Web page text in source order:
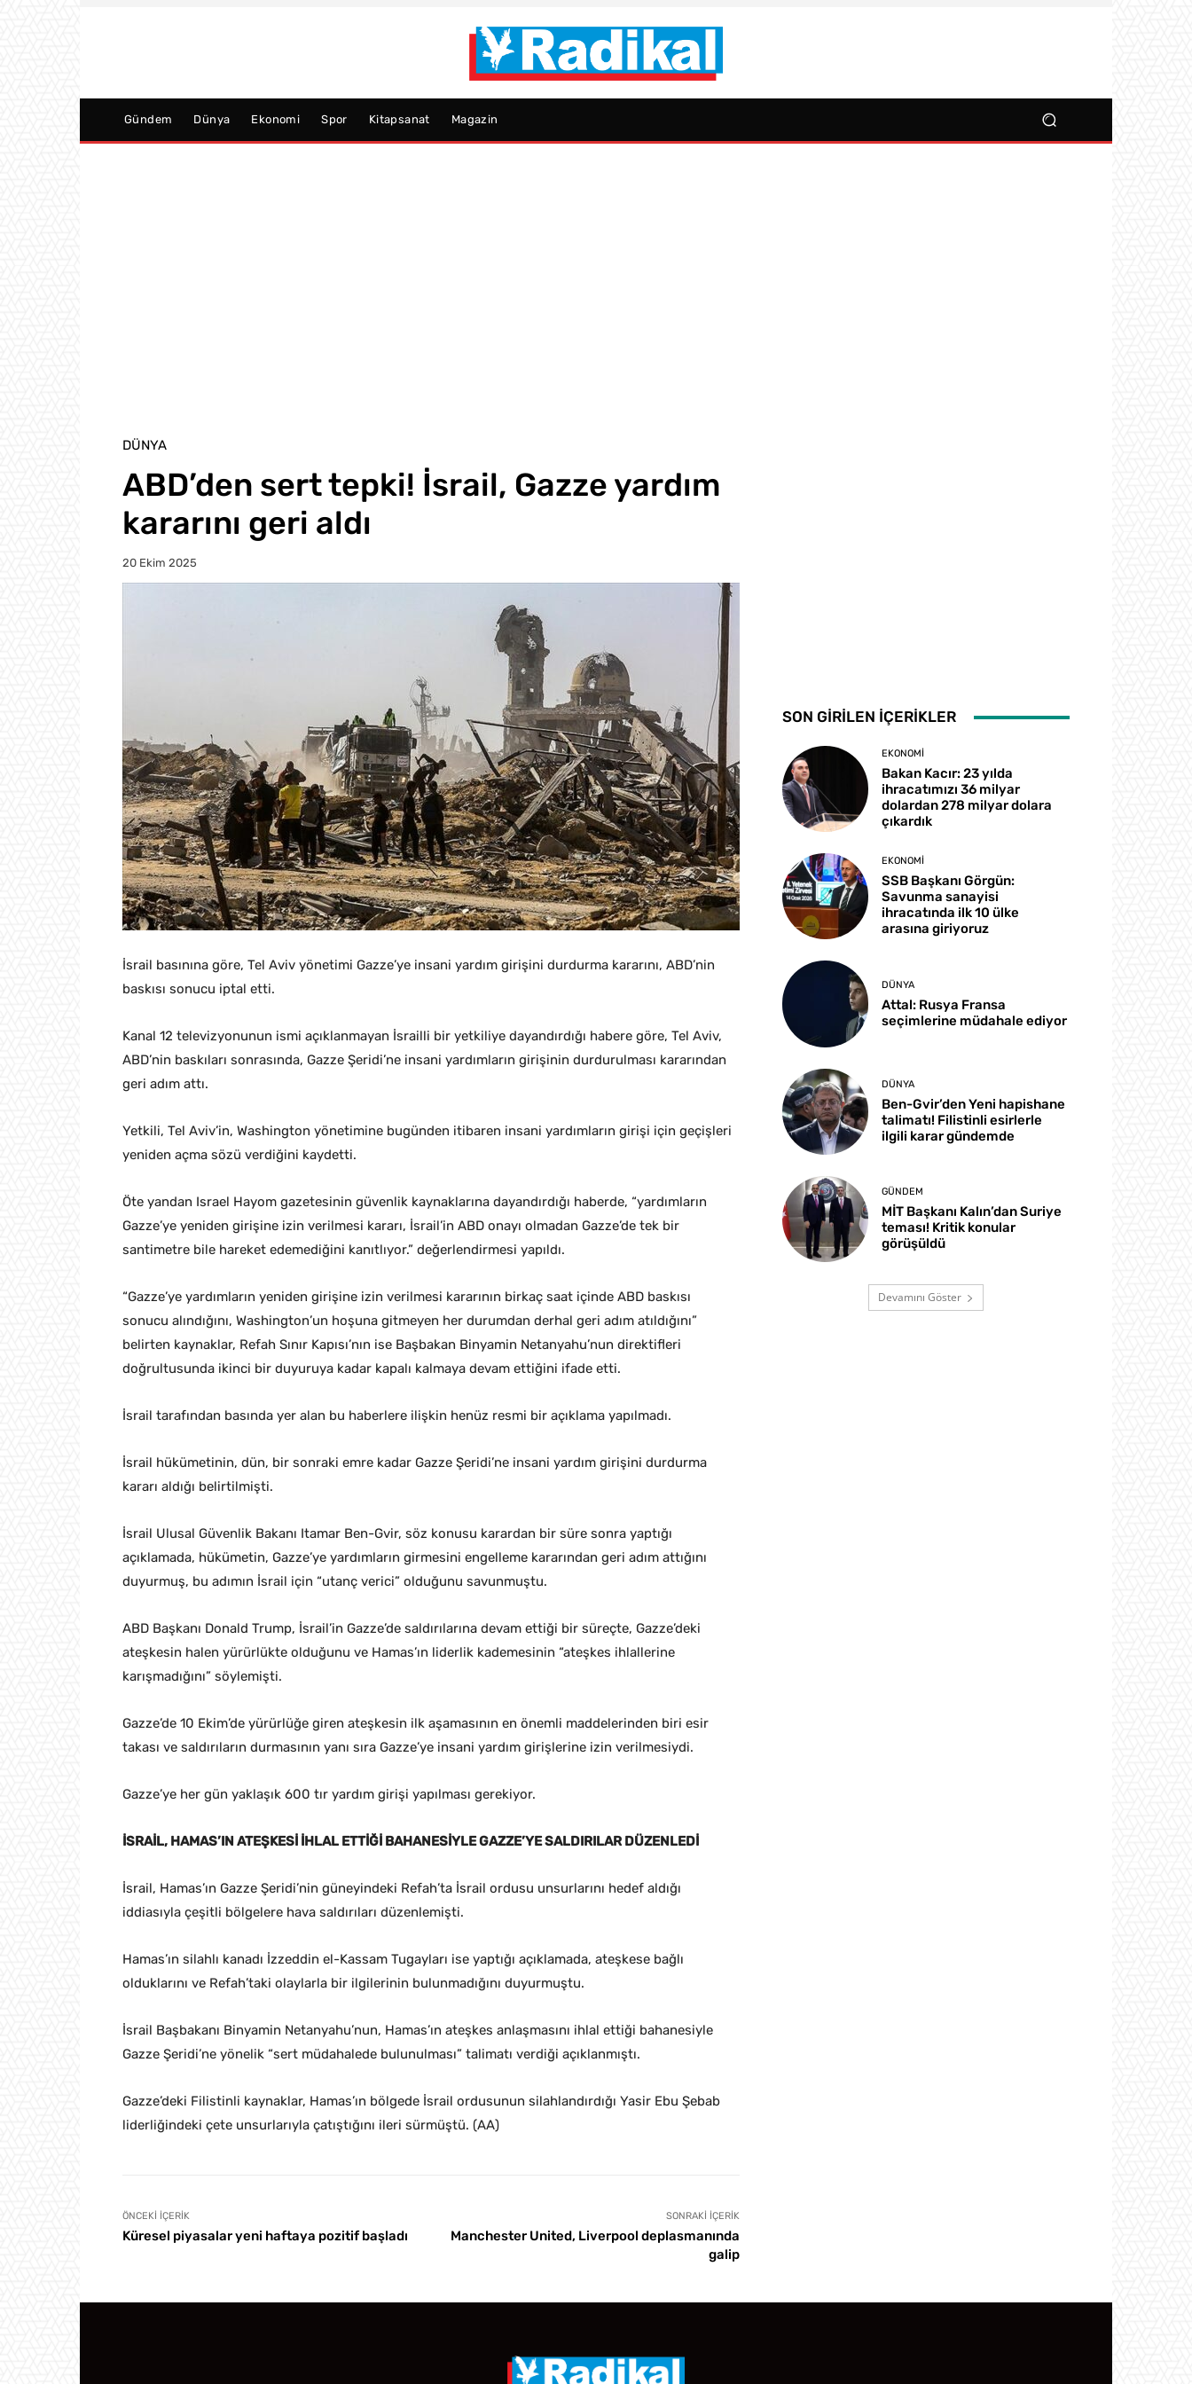
Gündem Dünya Ekonomi Spor Kitapsanat Magazin
DÜNYA
ABD’den sert tepki! İsrail, Gazze yardım
kararını geri aldı
20 Ekim 2025
İsrail basınına göre, Tel Aviv yönetimi Gazze’ye insani yardım girişini durdurma kararını, ABD’nin
baskısı sonucu iptal etti.
Kanal 12 televizyonunun ismi açıklanmayan İsrailli bir yetkiliye dayandırdığı habere göre, Tel Aviv,
ABD’nin baskıları sonrasında, Gazze Şeridi’ne insani yardımların girişinin durdurulması kararından
geri adım attı.
Yetkili, Tel Aviv’in, Washington yönetimine bugünden itibaren insani yardımların girişi için geçişleri
yeniden açma sözü verdiğini kaydetti.
Öte yandan Israel Hayom gazetesinin güvenlik kaynaklarına dayandırdığı haberde, “yardımların
Gazze’ye yeniden girişine izin verilmesi kararı, İsrail’in ABD onayı olmadan Gazze’de tek bir
santimetre bile hareket edemediğini kanıtlıyor.” değerlendirmesi yapıldı.
“Gazze’ye yardımların yeniden girişine izin verilmesi kararının birkaç saat içinde ABD baskısı
sonucu alındığını, Washington’un hoşuna gitmeyen her durumdan derhal geri adım atıldığını”
belirten kaynaklar, Refah Sınır Kapısı’nın ise Başbakan Binyamin Netanyahu’nun direktifleri
doğrultusunda ikinci bir duyuruya kadar kapalı kalmaya devam ettiğini ifade etti.
İsrail tarafından basında yer alan bu haberlere ilişkin henüz resmi bir açıklama yapılmadı.
İsrail hükümetinin, dün, bir sonraki emre kadar Gazze Şeridi’ne insani yardım girişini durdurma
kararı aldığı belirtilmişti.
İsrail Ulusal Güvenlik Bakanı Itamar Ben-Gvir, söz konusu karardan bir süre sonra yaptığı
açıklamada, hükümetin, Gazze’ye yardımların girmesini engelleme kararından geri adım attığını
duyurmuş, bu adımın İsrail için “utanç verici” olduğunu savunmuştu.
ABD Başkanı Donald Trump, İsrail’in Gazze’de saldırılarına devam ettiği bir süreçte, Gazze’deki
ateşkesin halen yürürlükte olduğunu ve Hamas’ın liderlik kademesinin “ateşkes ihlallerine
karışmadığını” söylemişti.
Gazze’de 10 Ekim’de yürürlüğe giren ateşkesin ilk aşamasının en önemli maddelerinden biri esir
takası ve saldırıların durmasının yanı sıra Gazze’ye insani yardım girişlerine izin verilmesiydi.
Gazze’ye her gün yaklaşık 600 tır yardım girişi yapılması gerekiyor.
İSRAİL, HAMAS’IN ATEŞKESİ İHLAL ETTİĞİ BAHANESİYLE GAZZE’YE SALDIRILAR DÜZENLEDİ
İsrail, Hamas’ın Gazze Şeridi’nin güneyindeki Refah’ta İsrail ordusu unsurlarını hedef aldığı
iddiasıyla çeşitli bölgelere hava saldırıları düzenlemişti.
Hamas’ın silahlı kanadı İzzeddin el-Kassam Tugayları ise yaptığı açıklamada, ateşkese bağlı
olduklarını ve Refah’taki olaylarla bir ilgilerinin bulunmadığını duyurmuştu.
İsrail Başbakanı Binyamin Netanyahu’nun, Hamas’ın ateşkes anlaşmasını ihlal ettiği bahanesiyle
Gazze Şeridi’ne yönelik “sert müdahalede bulunulması” talimatı verdiği açıklanmıştı.
Gazze’deki Filistinli kaynaklar, Hamas’ın bölgede İsrail ordusunun silahlandırdığı Yasir Ebu Şebab
liderliğindeki çete unsurlarıyla çatıştığını ileri sürmüştü. (AA)
ÖNCEKI İÇERIK
Küresel piyasalar yeni haftaya pozitif başladı
SONRAKI İÇERIK
Manchester United, Liverpool deplasmanında
galip
SON GİRİLEN İÇERİKLER
EKONOMI
Bakan Kacır: 23 yılda
ihracatımızı 36 milyar
dolardan 278 milyar dolara
çıkardık
EKONOMI
SSB Başkanı Görgün:
Savunma sanayisi
ihracatında ilk 10 ülke
arasına giriyoruz
DÜNYA
Attal: Rusya Fransa
seçimlerine müdahale ediyor
DÜNYA
Ben-Gvir’den Yeni hapishane
talimatı! Filistinli esirlerle
ilgili karar gündemde
GÜNDEM
MİT Başkanı Kalın’dan Suriye
teması! Kritik konular
görüşüldü
Devamını Göster